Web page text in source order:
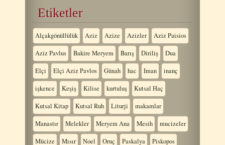
Etiketler
Alçakgönüllülük Aziz Azize Azizler Aziz Paisios
Aziz Pavlus Bakire Meryem Barış Diriliş Dua
Elçi Elçi Aziz Pavlos Günah hac Iman inanç
işkence Keşiş Kilise kurtuluş Kutsal Haç
Kutsal Kitap Kutsal Ruh Liturji makamlar
Manastır Melekler Meryem Ana Mesih mucizeler
Mücize Mısır Noel Oruç Paskalya Piskopos